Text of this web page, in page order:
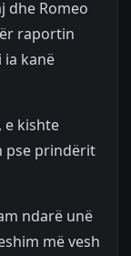
dhe Romeo
raportin
ia kanë
e kishte
pse prindërit
ndarë unë
më vesh